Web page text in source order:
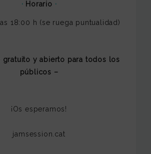
· Horario ·
18:00 h (se ruega puntualidad)
gratuito y abierto para todos los
públicos –
¡Os esperamos!
jamsession.cat